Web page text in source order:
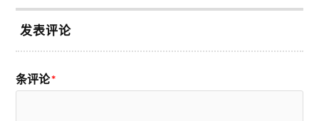
发表评论
条评论*